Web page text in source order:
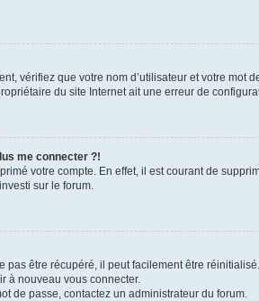
vérifiez que votre nom d’utilisateur et votre mot
du site Internet ait une erreur de
me connecter ?!
votre compte. En effet, il est courant de
sur le forum.
pas être récupéré, il peut facilement être
à nouveau vous connecter.
de passe, contactez un administrateur du forum.